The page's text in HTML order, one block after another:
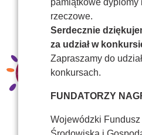
rzeczowe.
Serdecznie
za udział w
Zapraszamy do
konkursach.
FUNDATORZY
Wojewódzki Fundusz